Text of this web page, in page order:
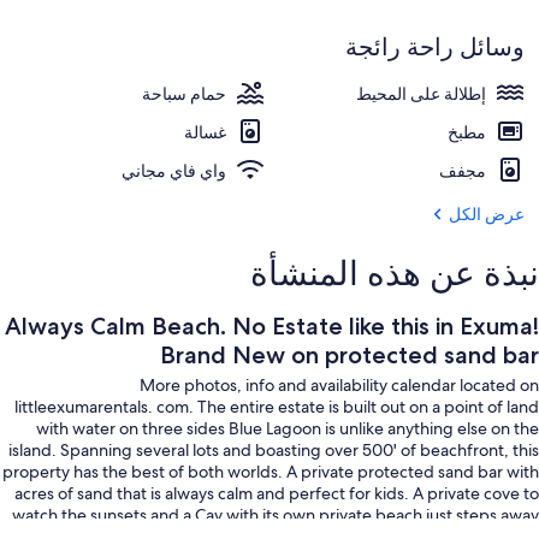
barوسائل راحة رائجة
إطلالة على المحيط
حمام سباحة
مطبخ
غسالة
مجفف
واي فاي مجاني
عرض الكل
نبذة عن هذه المنشأة
Always Calm Beach. No Estate like this in Exuma!
Brand New on protected sand bar
More photos, info and availability calendar located on
littleexumarentals. com. The entire estate is built out on a point of land
with water on three sides Blue Lagoon is unlike anything else on the
island. Spanning several lots and boasting over 500' of beachfront, this
property has the best of both worlds. A private protected sand bar with
acres of sand that is always calm and perfect for kids. A private cove to
watch the sunsets and a Cay with its own private beach just steps away.